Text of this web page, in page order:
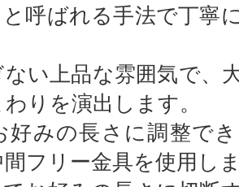
と呼ばれる手法で丁寧
い上品な雰囲気で、
りを演出します。
好みの長さに調整で
フリー金具を使用し